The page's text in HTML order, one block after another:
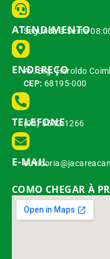
ATENDIMENTO
Segunda à Sexta
ENDEREÇO
Av. Brg. Haroldo
CEP: 68195-000
TELEFONE
(93) 3542-1266
E-MAIL
COMO CHEGAR À